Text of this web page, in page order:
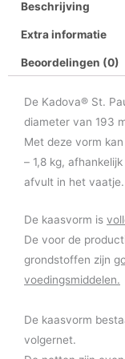
Beschrijving
Extra informatie
Beoordelingen (0)
De Kadova® St.
diameter van 193
Met deze vorm
– 1,8 kg,
afvult in het vaatje.
De kaasvorm is
De voor de
grondstoffen zijn
voedingsmiddelen.
De kaasvorm
volgernet.